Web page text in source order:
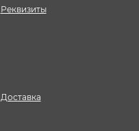
Реквизиты
Доставка